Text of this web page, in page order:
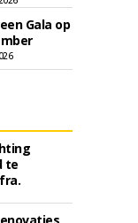
Gala op
te